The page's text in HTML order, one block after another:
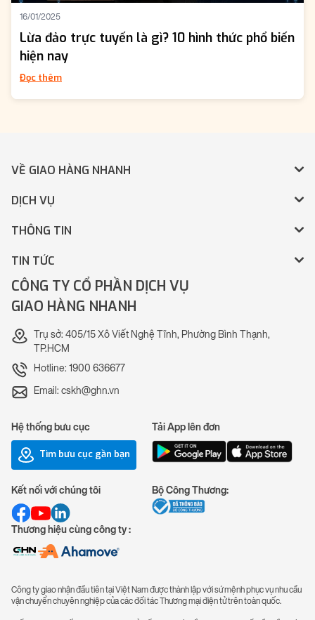
16/01/2025
Lừa đảo trực tuyến là gì? 10 hình thức phổ biến
hiện nay
Đọc thêm
VỀ GIAO HÀNG NHANH
DỊCH VỤ
THÔNG TIN
TIN TỨC
CÔNG TY CỔ PHẦN DỊCH VỤ
GIAO HÀNG NHANH
Trụ sở: 405/15 Xô Viết Nghệ Tĩnh, Phường Bình Thạnh,
TP.HCM
Hotline: 1900 636677
Email: cskh@ghn.vn
Hệ thống bưu cục
Tìm bưu cục gần bạn
Tải App lên đơn
Kết nối với chúng tôi
Thương hiệu cùng công ty :
Bộ Công Thương:
Công ty giao nhận đầu tiên tại Việt Nam được thành lập với sứ mệnh phục vụ nhu cầu
vận chuyển chuyên nghiệp của các đối tác Thương mại điện tử trên toàn quốc.